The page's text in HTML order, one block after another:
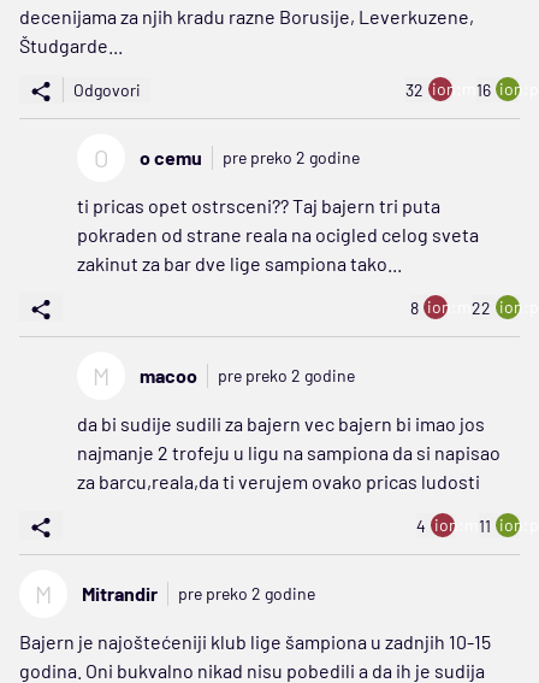
decenijama za njih kradu razne Borusije, Leverkuzene,
Študgarde...
Odgovori 32 ion:minus
16
O o cemu pre preko 2 godine
ti pricas opet ostrsceni?? Taj bajern tri puta
pokraden od strane reala na ocigled celog sveta
zakinut za bar dve lige sampiona tako...
8 ion:minus
22
M macoo pre preko 2 godine
da bi sudije sudili za bajern vec bajern bi imao jos
najmanje 2 trofeju u ligu na sampiona da si napisao
za barcu,reala,da ti verujem ovako pricas ludosti
4 ion:minus
11
M Mitrandir pre preko 2 godine
Bajern je najoštećeniji klub lige šampiona u zadnjih 10-15
godina. Oni bukvalno nikad nisu pobedili a da ih je sudija